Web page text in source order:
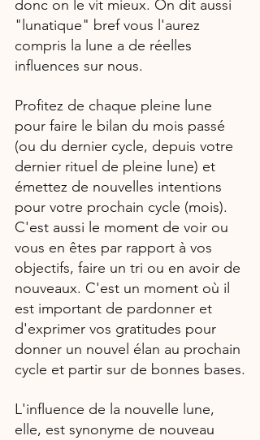
donc on le vit mieux. On dit aussi
"lunatique" bref vous l'aurez
compris la lune a de réelles
influences sur nous.
Profitez de chaque pleine lune
pour faire le bilan du mois passé
(ou du dernier cycle, depuis votre
dernier rituel de pleine lune) et
émettez de nouvelles intentions
pour votre prochain cycle (mois).
C'est aussi le moment de voir ou
vous en êtes par rapport à vos
objectifs, faire un tri ou en avoir de
nouveaux. C'est un moment où il
est important de pardonner et
d'exprimer vos gratitudes pour
donner un nouvel élan au prochain
cycle et partir sur de bonnes bases.
L'influence de la nouvelle lune,
elle, est synonyme de nouveau